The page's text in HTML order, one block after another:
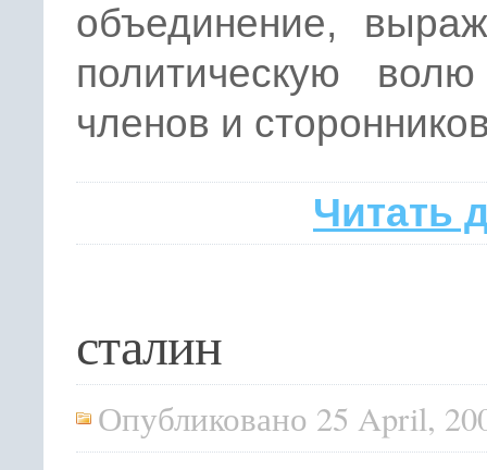
объединение,
политическую
членов и
Читать
сталин
Опубликовано 25 April,